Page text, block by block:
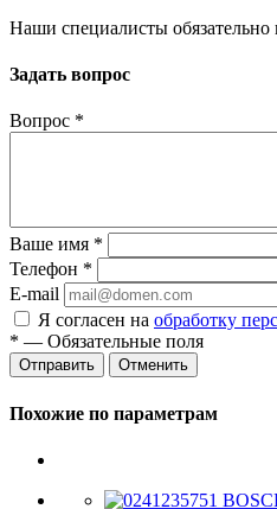
Наши специалисты обязательно
Задать вопрос
Вопрос *
Ваше имя *
Телефон *
E-mail
Я согласен на обработку
* — Обязательные поля
Отменить
Похожие по параметрам